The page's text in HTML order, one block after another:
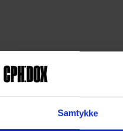
Samtykke